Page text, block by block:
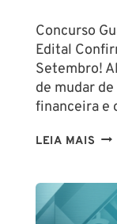
Concurso
Edital
Setembro!
de mudar
financeira e
LEIA MAIS